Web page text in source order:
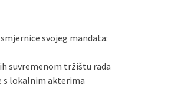
svojeg mandata:
suvremenom tržištu rada
s lokalnim akterima